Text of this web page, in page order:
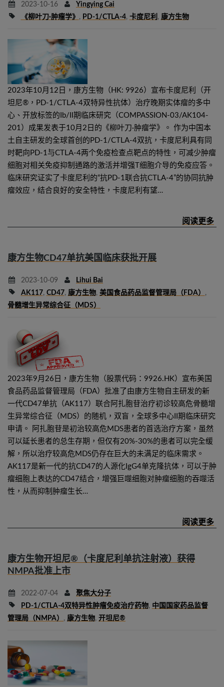
2023-10-16
Yingying Cai
《柳叶刀·肿瘤学》 , PD-1/CTLA-4, 卡度尼利 , 康方生物
2023年10月12日，康方生物（HK: 9926）宣布卡度尼利（开
坦尼®，PD-1/CTLA-4双特异性抗体）治疗晚期实体瘤的多中
心、开放标签的Ib/II期临床研究（COMPASSION-03/AK104-
201）成果发表于10月2日的《柳叶刀·肿瘤学》。 作为中国本
土自主研发的全球首创的PD-1/CTLA-4双抗，卡度尼利具有同
时靶向PD-1与CTLA-4两个免疫检查点靶点的特性，可减少肿瘤
细胞对相关免疫抑制通路的激活并增强T细胞介导的免疫应答。
临床研究证实了卡度尼利的“抗PD-1联合抗CTLA-4”的协同抗肿
瘤效应，结合良好的安全特性，卡度尼利有望…
康方生物CD47单抗美国临床获批开展
2023-10-09
Lihui Bai
AK117, CD47, 康方生物, 美国食品药品监督管理局（FDA）
,
骨髓增生异常综合征（MDS）
2023年9月26日，康方生物（股票代码：9926.HK）宣布美国
食品药品监督管理局（FDA）批准了由康方生物自主研发的新
一代CD47单抗（AK117）联合阿扎胞苷治疗初诊较高危骨髓增
生异常综合征（MDS）的随机，双盲，全球多中心II期临床研究
申请。 阿扎胞苷是初治较高危MDS患者的首选治疗方案，虽然
可以延长患者的总生存期，但仅有20%-30%的患者可以完全缓
解，所以治疗较高危MDS仍存在巨大的未满足的临床需求。
AK117是新一代的抗CD47的人源化IgG4单克隆抗体，可以于肿
瘤细胞上表达的CD47结合，增强巨噬细胞对肿瘤细胞的吞噬活
性，从而抑制肿瘤生长…
康方生物开坦尼®（卡度尼利单抗注射液）获得
NMPA批准上市
2022-07-04
聚焦大分子
PD-1/CTLA-4双特异性肿瘤免疫治疗药物, 中国国家药品监督
管理局（NMPA） , 康方生物, 开坦尼®